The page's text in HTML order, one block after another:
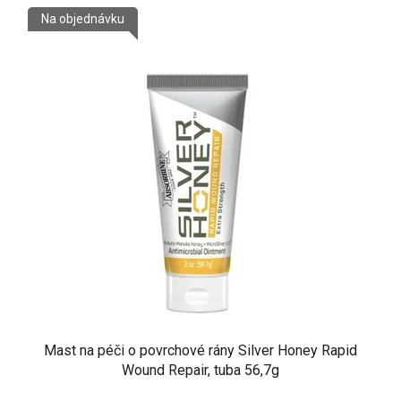
Mast na péči o povrchové rány Silver Honey Rapid
Wound Repair, tuba 56,7g
Na objednávku